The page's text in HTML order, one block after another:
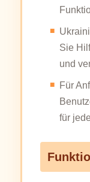
Sie
und
Für
für